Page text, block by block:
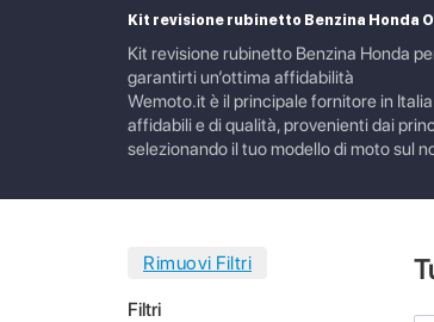
Kit revisione rubinetto Benzina Honda
Kit revisione rubinetto Benzina Honda
garantirti un’ottima affidabilità
Wemoto.it è il principale fornitore in
affidabili e di qualità, provenienti dai
selezionando il tuo modello di moto sul
Filtri